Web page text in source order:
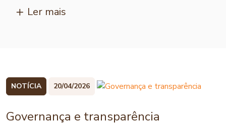
Ler mais
NOTÍCIA 20/04/2026
Governança e transparência